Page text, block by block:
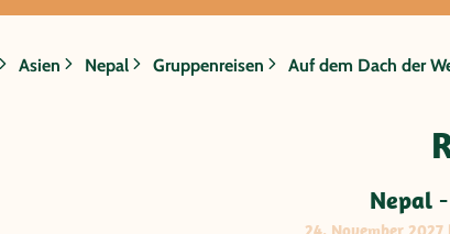
- Auf
Asien Nepal Gruppenreisen Auf dem Dach der
Nepal